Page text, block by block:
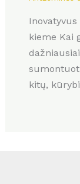
kieme Kai
kitų,